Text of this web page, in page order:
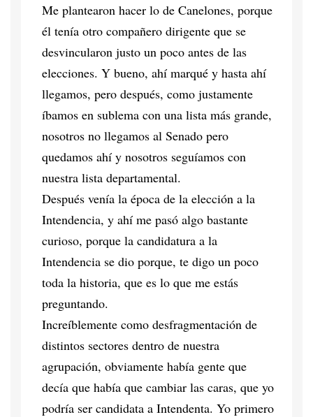
Me plantearon hacer lo de Canelones, porque
él tenía otro compañero dirigente que se
desvincularon justo un poco antes de las
elecciones. Y bueno, ahí marqué y hasta ahí
llegamos, pero después, como justamente
íbamos en sublema con una lista más grande,
nosotros no llegamos al Senado pero
quedamos ahí y nosotros seguíamos con
nuestra lista departamental.
Después venía la época de la elección a la
Intendencia, y ahí me pasó algo bastante
curioso, porque la candidatura a la
Intendencia se dio porque, te digo un poco
toda la historia, que es lo que me estás
preguntando.
Increíblemente como desfragmentación de
distintos sectores dentro de nuestra
agrupación, obviamente había gente que
decía que había que cambiar las caras, que yo
podría ser candidata a Intendenta. Yo primero